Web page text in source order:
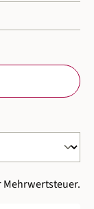
Mehrwertsteuer.